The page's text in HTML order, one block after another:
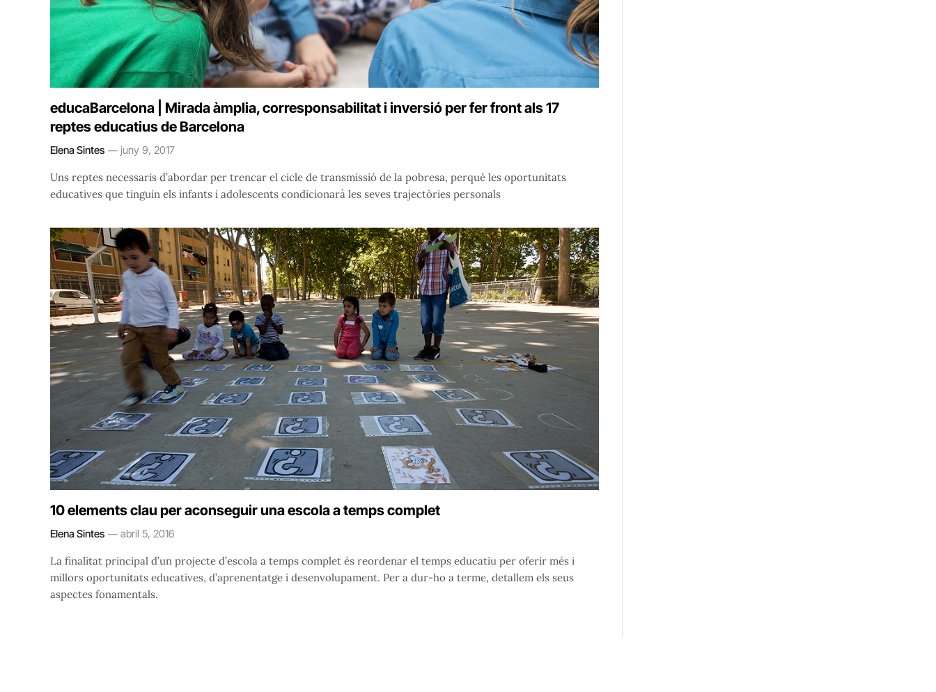
educaBarcelona | Mirada àmplia, corresponsabilitat i inversió per fer front als 17
reptes educatius de Barcelona
Elena Sintes juny 9, 2017
Uns reptes necessaris d’abordar per trencar el cicle de transmissió de la pobresa, perquè les oportunitats
educatives que tinguin els infants i adolescents condicionarà les seves trajectòries personals
10 elements clau per aconseguir una escola a temps complet
Elena Sintes abril 5, 2016
La finalitat principal d’un projecte d’escola a temps complet és reordenar el temps educatiu per oferir més i
millors oportunitats educatives, d’aprenentatge i desenvolupament. Per a dur-ho a terme, detallem els seus
aspectes fonamentals.